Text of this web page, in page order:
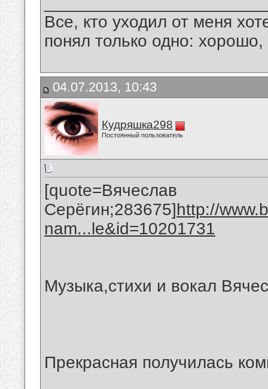
Все, кто уходил от меня
понял только одно:
04.07.2013, 10:43
Кудряшка298
Постоянный пользователь
[quote=Вячеслав
Серёгин;283675]http://
nam...le&id=10201731
Музыка,стихи и вокал
Прекрасная получилась